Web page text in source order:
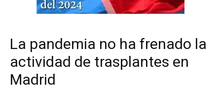
La pandemia no ha frenado la
actividad de trasplantes en
Madrid